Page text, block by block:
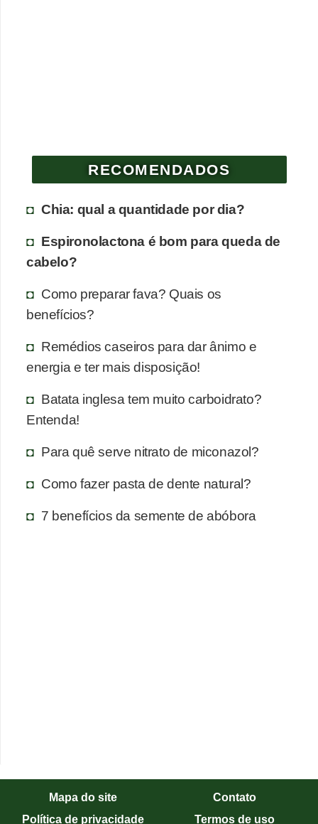
RECOMENDADOS
Chia: qual a quantidade por dia?
Espironolactona é bom para queda de
cabelo?
Como preparar fava? Quais os
benefícios?
Remédios caseiros para dar ânimo e
energia e ter mais disposição!
Batata inglesa tem muito carboidrato?
Entenda!
Para quê serve nitrato de miconazol?
Como fazer pasta de dente natural?
7 benefícios da semente de abóbora
Mapa do site
Contato
Política de privacidade
Termos de uso